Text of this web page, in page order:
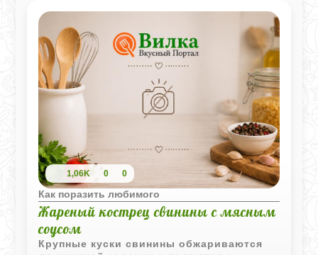
1,06K 0 0
Как поразить любимого
Жареный кострец свинины с мясным
соусом
Крупные куски свинины обжариваются